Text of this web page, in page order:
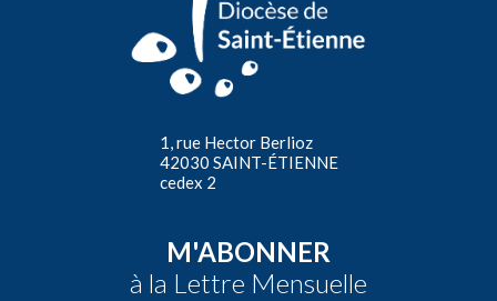
1, rue Hector Berlioz
42030 SAINT-ÉTIENNE
cedex 2
M'ABONNER
à la Lettre Mensuelle